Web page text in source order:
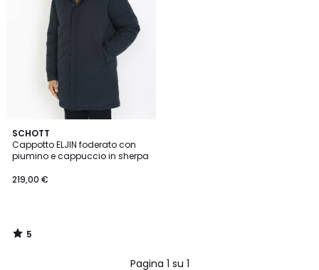
SCHOTT
Cappotto ELJIN foderato con
piumino e cappuccio in sherpa
219,00 €
5
/
5
5
/
Pagina 1 su 1